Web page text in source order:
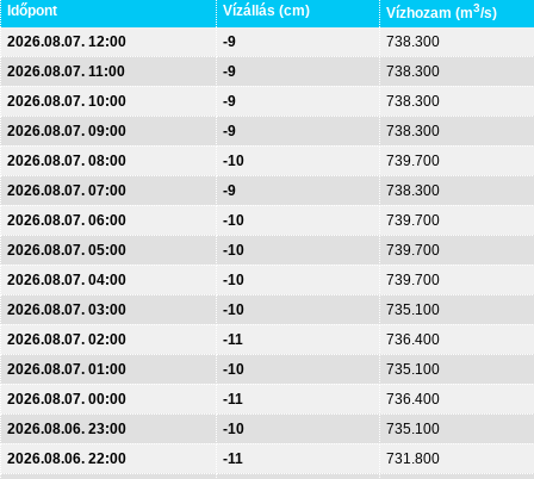
Időpont Vízállás (cm) Vízhozam (m3/s)
2026.08.07. 12:00
-9
738.300
2026.08.07. 11:00
-9
738.300
2026.08.07. 10:00
-9
738.300
2026.08.07. 09:00
-9
738.300
2026.08.07. 08:00
-10
739.700
2026.08.07. 07:00
-9
738.300
2026.08.07. 06:00
-10
739.700
2026.08.07. 05:00
-10
739.700
2026.08.07. 04:00
-10
739.700
2026.08.07. 03:00
-10
735.100
2026.08.07. 02:00
-11
736.400
2026.08.07. 01:00
-10
735.100
2026.08.07. 00:00
-11
736.400
2026.08.06. 23:00
-10
735.100
2026.08.06. 22:00
-11
731.800